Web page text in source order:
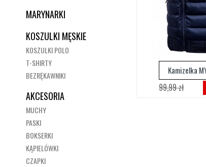
MARYNARKI
KOSZULKI MĘSKIE
KOSZULKI POLO
T-SHIRTY
BEZRĘKAWNIKI
AKCESORIA
MUCHY
PASKI
BOKSERKI
KĄPIELÓWKI
CZAPKI
Kamizelka
99,99 zł